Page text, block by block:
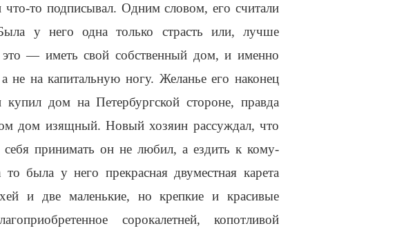
что-то подписывал. Одним словом, его считали
у него одна только страсть или, лучше
это — иметь свой собственный дом, и именно
на капитальную ногу. Желанье его наконец
купил дом на Петербургской стороне, правда
дом изящный. Новый хозяин рассуждал, что
принимать он не любил, а ездить к кому-
была у него прекрасная двуместная карета
и две маленькие, но крепкие и красивые
сорокалетней, копотливой